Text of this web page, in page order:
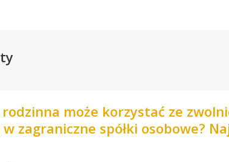
może korzystać ze
zagraniczne spółki osobowe?